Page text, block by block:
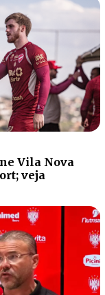
Vila Nova
veja